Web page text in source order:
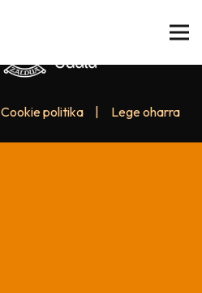
Cookie politika Lege oharra